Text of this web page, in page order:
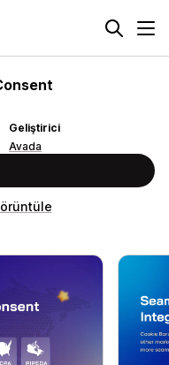
Geliştirici
Avada